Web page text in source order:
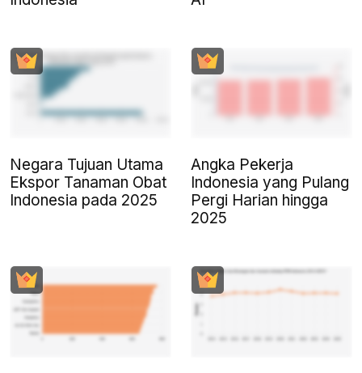
Negara Tujuan Utama
Ekspor Tanaman Obat
Indonesia pada 2025
Angka Pekerja
Indonesia yang Pulang
Pergi Harian hingga
2025